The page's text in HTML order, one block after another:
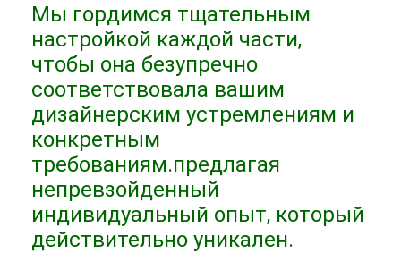
Мебельная фурнитура
Обитая мебель
Мы гордимся тщательным
настройкой каждой части,
чтобы она безупречно
соответствовала вашим
дизайнерским устремлениям и
конкретным
требованиям.предлагая
непревзойденный
индивидуальный опыт, который
действительно уникален.